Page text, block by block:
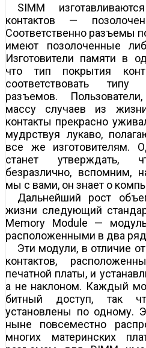
SIMM
контактов —
Соответственно разъемы
имеют позолоченные
Изготовители памяти в
что тип покрытия
соответствовать типу
разъемов.
массу случаев из
контакты прекрасно
мудрствуя лукаво,
все же изготовителям.
станет утверждать,
безразлично, вспомним,
мы с вами, он знает о
Дальнейший рост
жизни следующий
Memory Module —
расположенными в два
Эти модули, в отличие
контактов,
печатной платы, и
а не наклоном. Каждый
битный доступ, так
установлены по одному.
ныне повсеместно
многих материнских